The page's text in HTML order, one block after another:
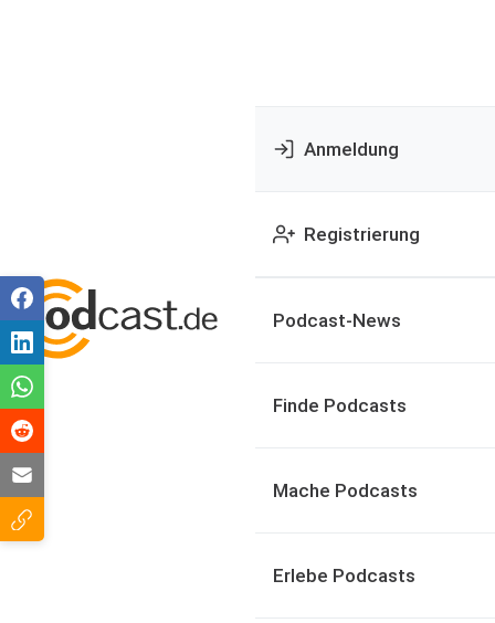
Anmeldung
Registrierung
Podcast-News
Finde Podcasts
Mache Podcasts
Erlebe Podcasts